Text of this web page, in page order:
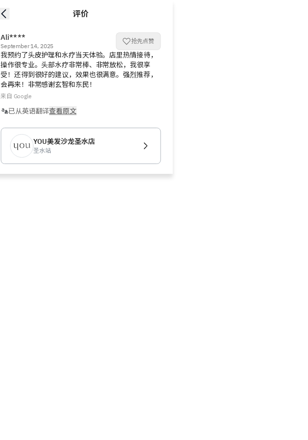
评价
Ali****
September 14, 2025
抢先点赞
我预约了头皮护理和水疗当天体验。店里热情接待，
操作很专业。头部水疗非常棒、非常放松，我很享
受！还得到很好的建议，效果也很满意。强烈推荐，
会再来！非常感谢玄智和东民！
来自 Google
已从英语翻译查看原文
YOU美发沙龙圣水店
圣水站